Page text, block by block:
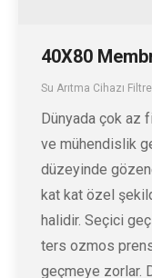
40X80
Su Arıtma Cihazı
Dünyada çok az
ve mühendislik
düzeyinde
kat kat özel
halidir. Seçici
ters ozmos
geçmeye zorlar.